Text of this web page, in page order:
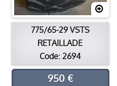
775/65-29 VSTS
RETAILLADE
Code: 2694
950 €